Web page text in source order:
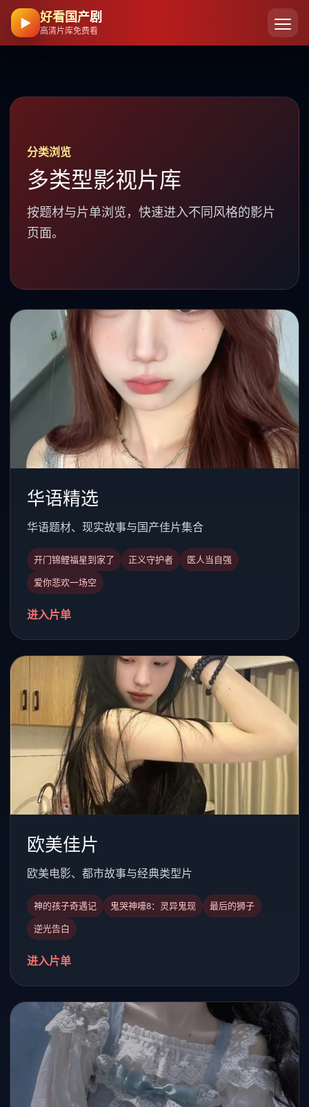
▶ 好看国产剧
高清片库免费看
分类浏览
多类型影视片库
按题材与片单浏览，快速进入不同风格的影片
页面。
华语精选
华语题材、现实故事与国产佳片集合
开门锦鲤福星到家了 正义守护者
医人当自强
爱你悲欢一场空
进入片单
欧美佳片
欧美电影、都市故事与经典类型片
神的孩子奇遇记 鬼哭神嚎8：灵异鬼现
最后的狮子
逆光告白
进入片单